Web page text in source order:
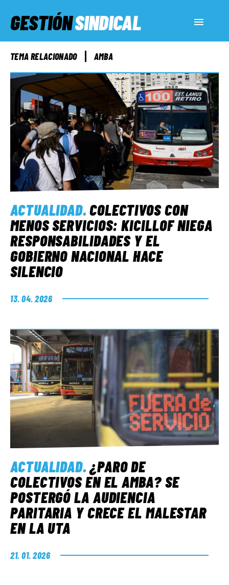
GESTIÓNSINDICAL
ACTUALIDAD
SERVICIOS SOCIALES
INFORMES ESPECIALES
FUERA DE MEGÁFONO
EL LADO «G»
TEMA RELACIONADO AMBA
ACTUALIDAD.COLECTIVOS CON
MENOS SERVICIOS: KICILLOF NIEGA
RESPONSABILIDADES Y EL
GOBIERNO NACIONAL HACE
SILENCIO
13. 04. 2026
ACTUALIDAD.¿PARO DE
COLECTIVOS EN EL AMBA? SE
POSTERGÓ LA AUDIENCIA
PARITARIA Y CRECE EL MALESTAR
EN LA UTA
21. 01. 2026